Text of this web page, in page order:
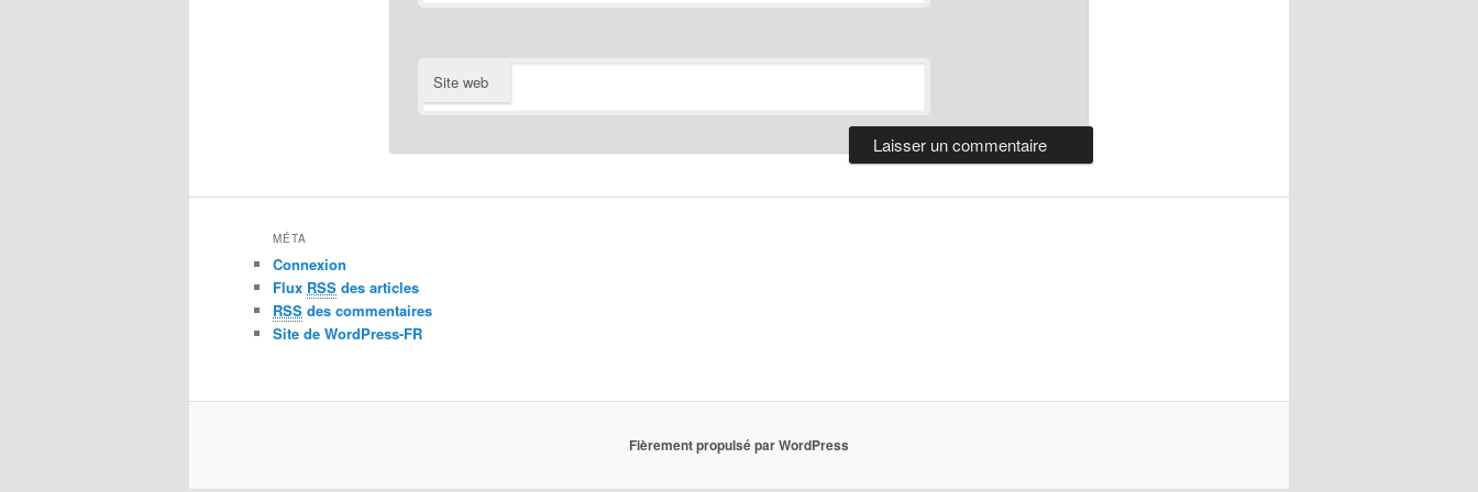
Site web
MÉTA
Connexion
Flux RSS des articles
RSS des commentaires
Site de WordPress-FR
Fièrement propulsé par WordPress